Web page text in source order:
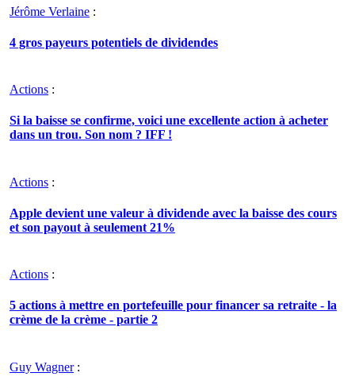
Jérôme Verlaine :
4 gros payeurs potentiels de dividendes
Actions :
Si la baisse se confirme, voici une excellente action à acheter
dans un trou. Son nom ? IFF !
Actions :
Apple devient une valeur à dividende avec la baisse des cours
et son payout à seulement 21%
Actions :
5 actions à mettre en portefeuille pour financer sa retraite - la
crème de la crème - partie 2
Guy Wagner: